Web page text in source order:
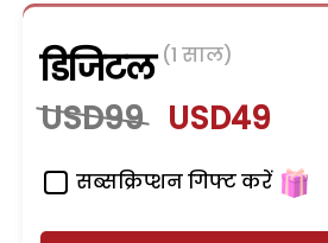
डिजिटल (1 साल)
USD99 USD49
सब्सक्रिप्शन गिफ्ट करें